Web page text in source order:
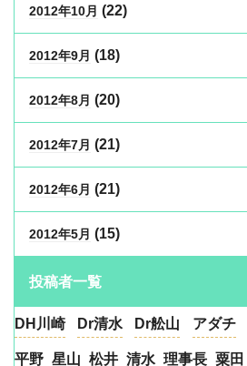
2012年10月 (22)
2012年9月 (18)
2012年8月 (20)
2012年7月 (21)
2012年6月 (21)
2012年5月 (15)
投稿者一覧
DH川崎 Dr清水 Dr舩山 アダチ
平野 星山 松井 清水 理事長 粟田